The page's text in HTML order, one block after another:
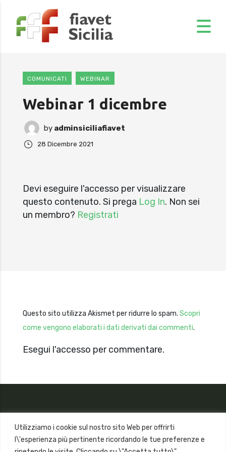
Utilizziamo i cookie sul nostro sito Web per offrirti
l\'esperienza più pertinente ricordando le tue preferenze e
COMUNICATI WEBINAR
Webinar 1 dicembre
by adminsiciliafiavet
28 Dicembre 2021
Devi eseguire l'accesso per visualizzare
questo contenuto. Si prega Log In. Non sei
un membro? Registrati
Esegui l'accesso per commentare.
Questo sito utilizza Akismet per ridurre lo spam. Scopri
come vengono elaborati i dati derivati dai commenti.